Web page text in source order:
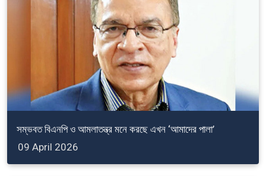
সম্ভবত বিএনপি ও আমলাতন্ত্র মনে করছে এখন ‘আমাদের পালা’
09 April 2026